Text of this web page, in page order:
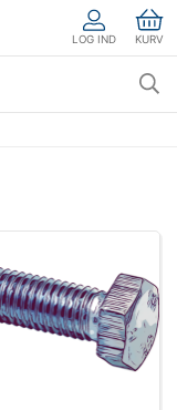
LOG IND KURV